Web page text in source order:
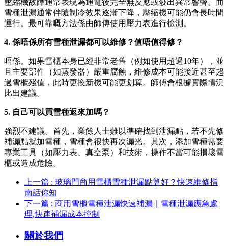
雪種泄漏通常伴隨制冷效果逐漸下降，壓縮機可能仍會長時間
運行。最可靠嘅方法係由師傅使用壓力表進行檢測。
4. 係唔係所有雪種泄漏都可以維修？值唔值得修？
唔係。如果雪櫃本身已經非常老舊（例如使用超過10年），並
且主要部件（如蒸發器）嚴重腐蝕，維修成本可能接近甚至超
過雪櫃殘值，此時更換新機可能更划算。師傅會根據實際情況
比出建議。
5. 自己可以買雪種返來加嗎？
強烈不建議。首先，業餘人士難以準確找到泄漏點，若不先修
補漏點就加雪種，雪種會很快再次漏光。其次，添加雪種需要
專業工具（如壓力表、真空泵）和技術，操作不當可能損壞雪
櫃或造成危險。
上一篇 : 玻璃門商用雪櫃雪種泄漏點算好？快速維修指
南話你知
下一篇 : 商用雪櫃雪種泄漏快速補漏｜雪種泄漏應急處
理,快速補漏成本控制
關於我們